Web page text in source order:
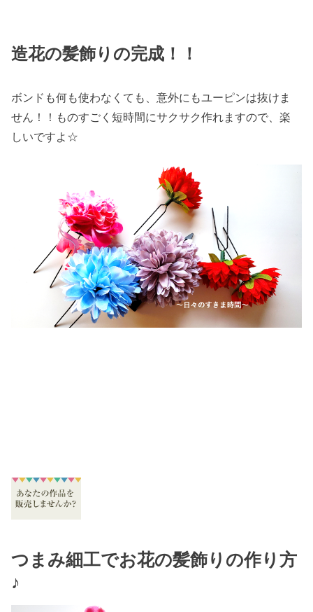
造花の髪飾りの完成！！
ボンドも何も使わなくても、意外にもユーピンは抜けま
せん！！ものすごく短時間にサクサク作れますので、楽
しいですよ☆
つまみ細工でお花の髪飾りの作り方
♪